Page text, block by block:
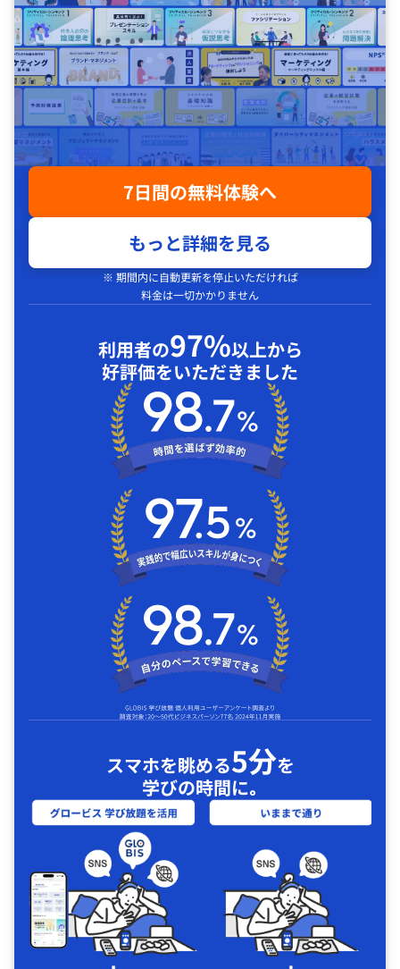
7日間の無料体験へ
もっと詳細を見る
※ 期間内に自動更新を停止いただければ
料金は一切かかりません
利用者の97%以上から
好評価をいただきました
スマホを眺める5分を
学びの時間に｡